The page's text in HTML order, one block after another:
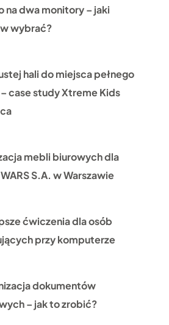
na dwa monitory – jaki
wybrać?
hali do miejsca pełnego
case study Xtreme Kids
mebli biurowych dla
S.A. w Warszawie
ćwiczenia dla osób
przy komputerze
dokumentów
– jak to zrobić?